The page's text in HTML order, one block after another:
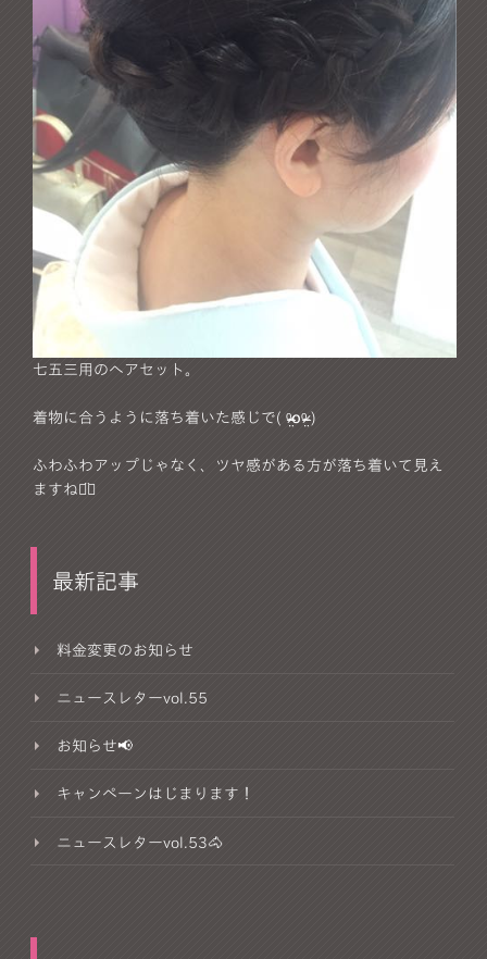
七五三用のヘアセット。
着物に合うように落ち着いた感じで( ᵒ̴̶̷̤໐ᵒ̴̶̷̤ )
ふわふわアップじゃなく、ツヤ感がある方が落ち着いて見え
ますね⌄̈⃝
最新記事
料金変更のお知らせ
ニュースレターvol.55
お知らせ📢
キャンペーンはじまります！
ニュースレターvol.53🐴